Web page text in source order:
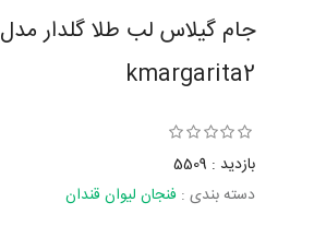
جام گیلاس لب طلا گلدار مدل
kmargarita2
بازدید : 5509
دسته بندی : فنجان لیوان قندان